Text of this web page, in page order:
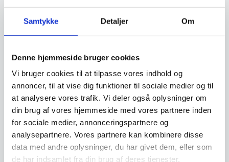
Samtykke Detaljer Om
Denne hjemmeside bruger cookies
Vi bruger cookies til at tilpasse vores indhold og
annoncer, til at vise dig funktioner til sociale medier og til
at analysere vores trafik. Vi deler også oplysninger om
din brug af vores hjemmeside med vores partnere inden
for sociale medier, annonceringspartnere og
analysepartnere. Vores partnere kan kombinere disse
data med andre oplysninger, du har givet dem, eller som
de har indsamlet fra din brug af deres tjenester.
Popcornmaskine – Hendi Popcornmaskine – Hendi